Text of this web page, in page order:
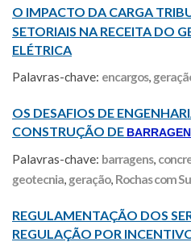
O IMPACTO DA CARGA
SETORIAIS NA RECEITA DO
ELÉTRICA
Palavras-chave: encargos,
OS DESAFIOS DE
CONSTRUÇÃO DE
Palavras-chave: barragens,
geotecnia, geração, Rochas com
REGULAMENTAÇÃO DOS
REGULAÇÃO POR